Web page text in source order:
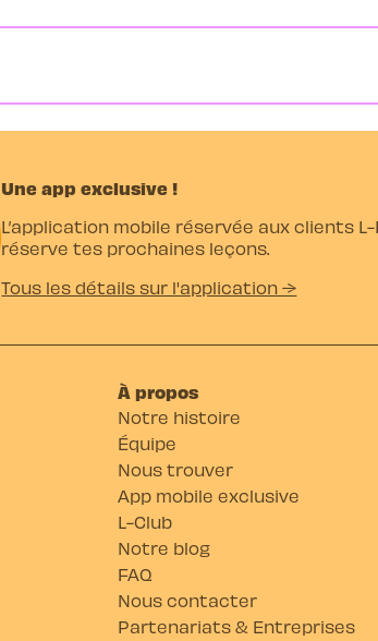
Une app exclusive !
L’application mobile réservée aux clients
réserve tes prochaines leçons.
Tous les détails sur l'application →
À propos
Notre histoire
Équipe
Nous trouver
App mobile exclusive
L-Club
Notre blog
FAQ
Nous contacter
Partenariats & Entreprises